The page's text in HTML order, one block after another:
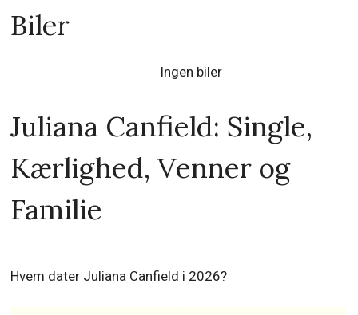
Biler
Ingen biler
Juliana Canfield: Single,
Kærlighed, Venner og
Familie
Hvem dater Juliana Canfield i 2026?